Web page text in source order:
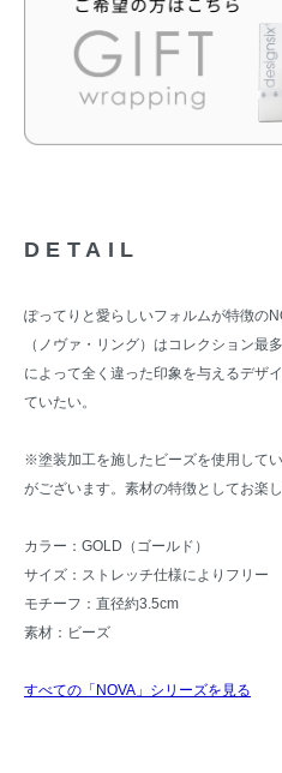
DETAIL
ぽってりと愛らしいフォルムが特徴の
（ノヴァ・リング）はコレクション最
によって全く違った印象を与えるデザ
ていたい。
※塗装加工を施したビーズを使用して
がございます。素材の特徴としてお楽し
カラー：GOLD（ゴールド）
サイズ：ストレッチ仕様によりフリー
モチーフ：直径約3.5cm
素材：ビーズ
すべての「NOVA」シリーズを見る